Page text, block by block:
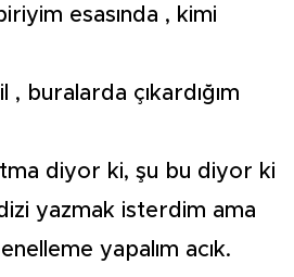
esasında , kimi
, buralarda çıkardığım
diyor ki, şu bu diyor ki
yazmak isterdim ama
yapalım acık.